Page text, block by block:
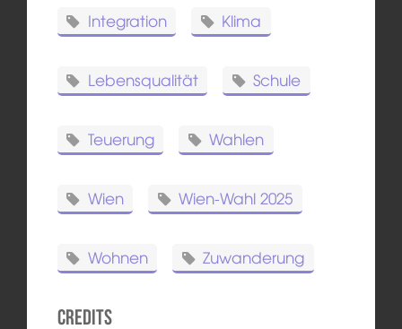
Integration Klima
Lebensqualität Schule
Teuerung Wahlen
Wien Wien-Wahl 2025
Wohnen Zuwanderung
Credits